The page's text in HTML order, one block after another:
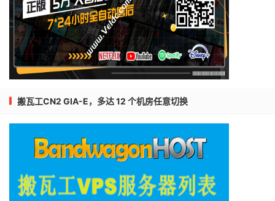
搬瓦工CN2 GIA-E，多达 12 个机房任意切换